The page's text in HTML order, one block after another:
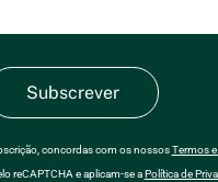
concordas com os nossosTermos
reCAPTCHA e aplicam-se aPolítica de